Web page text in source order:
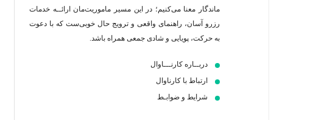
ماندگار معنا می‌کنیم؛ در این مسیر‍ ماموریت‌مان اراﺋــﻪ خدمات
رزرو آسان، راهنمای واقعی و ترویج حال خوبی‌ست که با دعوت
به حرکت، پویایی و شادی جمعی همراه باشد.
دربــاره کارنـــاوال
ارتباط با کارناوال
شرایط و ضوابـط